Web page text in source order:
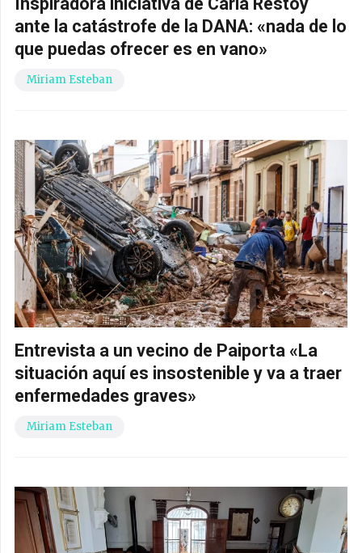
ante la catástrofe de la DANA: «nada de lo
que puedas ofrecer es en vano»
Miriam Esteban
Entrevista a un vecino de Paiporta «La
situación aquí es insostenible y va a traer
enfermedades graves»
Miriam Esteban